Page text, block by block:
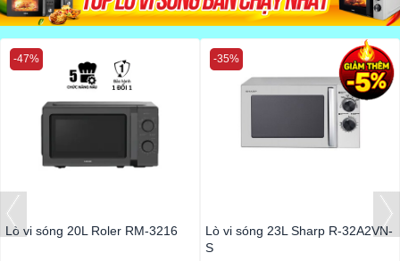
Lò vi sóng 20L Roler RM-3216
-47%
Lò vi sóng 23L Sharp R-32A2VN-
S
-35%